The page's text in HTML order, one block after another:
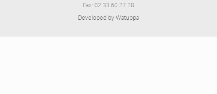
Fax: 02.33.60.27.28
Developed by Watuppa